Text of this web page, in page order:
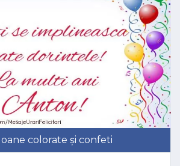
colorate și confeti